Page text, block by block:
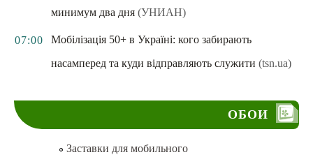
минимум два дня (УНИАН)
07:00
Мобілізація 50+ в Україні: кого забирають
насамперед та куди відправляють служити (tsn.ua)
ОБОИ
Заставки для мобильного